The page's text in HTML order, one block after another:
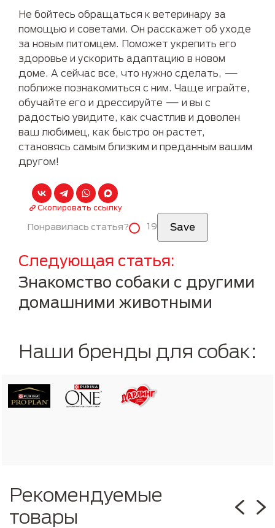
Не бойтесь обращаться к ветеринару за
помощью и советами. Он расскажет об уходе
за новым питомцем. Поможет укрепить его
здоровье и ускорить адаптацию в новом
доме. А сейчас все, что нужно сделать, —
поближе познакомиться с ним. Чаще играйте,
обучайте его и дрессируйте — и вы с
радостью увидите, как счастлив и доволен
ваш любимец, как быстро он растет,
становясь самым близким и преданным вашим
другом!
Скопировать ссылку
Понравилась статья? 19
Следующая статья
Знакомство собаки с другими
домашними животными
Наши бренды для собак:
Рекомендуемые
товары